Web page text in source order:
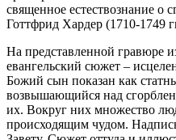
священное естествознание о
Готтфрид Хардер (1710-1749
На представленной гравюре
евангельский сюжет –
Божий сын показан как
возвышающийся над
их. Вокруг них множество
происходящим чудом.